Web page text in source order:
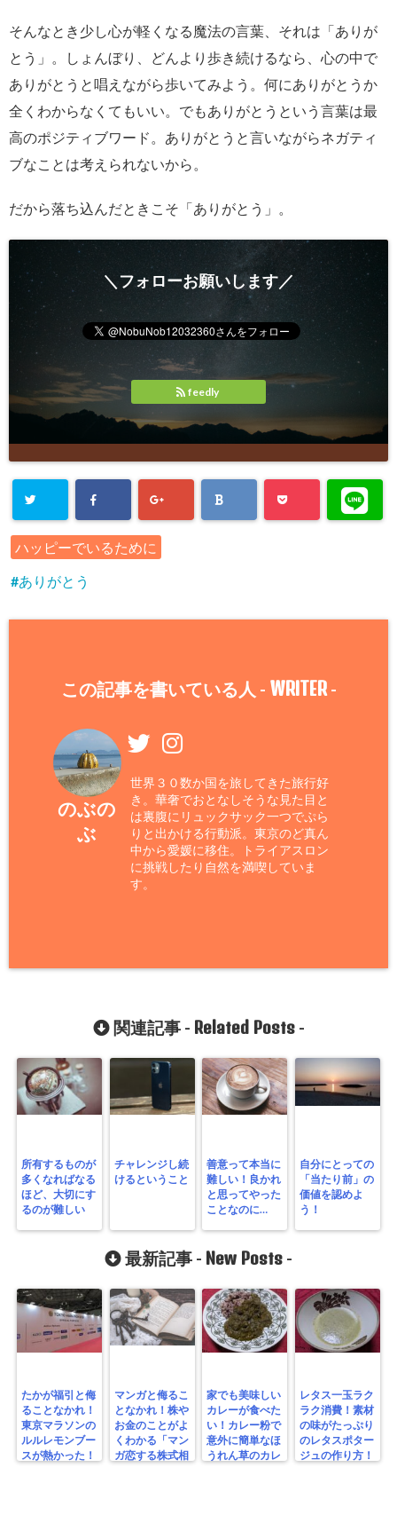
そんなとき少し心が軽くなる魔法の言葉、それは「ありが
とう」。しょんぼり、どんより歩き続けるなら、心の中で
ありがとうと唱えながら歩いてみよう。何にありがとうか
全くわからなくてもいい。でもありがとうという言葉は最
高のポジティブワード。ありがとうと言いながらネガティ
ブなことは考えられないから。
だから落ち込んだときこそ「ありがとう」。
＼フォローお願いします／
feedly
ハッピーでいるために
ありがとう
この記事を書いている人 - WRITER-
のぶの
ぶ
世界３０数か国を旅してきた旅行好
き。華奢でおとなしそうな見た目と
は裏腹にリュックサック一つでぷら
りと出かける行動派。東京のど真ん
中から愛媛に移住。トライアスロン
に挑戦したり自然を満喫していま
す。
関連記事 - Related Posts-
所有するものが
多くなればなる
ほど、大切にす
るのが難しい
チャレンジし続
けるということ
善意って本当に
難しい！良かれ
と思ってやった
ことなのに…
自分にとっての
「当たり前」の
価値を認めよ
う！
最新記事 - New Posts -
たかが福引と侮
ることなかれ！
東京マラソンの
ルルレモンブー
スが熱かった！
マンガと侮るこ
となかれ！株や
お金のことがよ
くわかる「マン
ガ恋する株式相
家でも美味しい
カレーが食べた
い！カレー粉で
意外に簡単なほ
うれん草のカレ
レタス一玉ラク
ラク消費！素材
の味がたっぷり
のレタスポター
ジュの作り方！